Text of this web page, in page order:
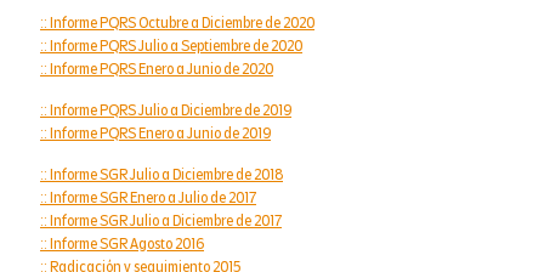
:: Informe PQRS Octubre a Diciembre de 2020
:: Informe PQRS Julio a Septiembre de 2020
:: Informe PQRS Enero a Junio de 2020
:: Informe PQRS Julio a Diciembre de 2019
:: Informe PQRS Enero a Junio de 2019
:: Informe SGR Julio a Diciembre de 2018
:: Informe SGR Enero a Julio de 2017
:: Informe SGR Julio a Diciembre de 2017
:: Informe SGR Agosto 2016
:: Radicación y seguimiento 2015